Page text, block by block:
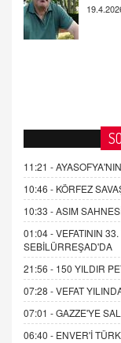
11:21 -
10:46 - KÖRFEZ
10:33 -ASIM
01:04 -VEFATININ
SEBİLÜRREŞAD'DA
21:56 - 150 YILDIR
07:28 -VEFAT
07:01 -GAZZE'YE
06:40 - ENVER'İ